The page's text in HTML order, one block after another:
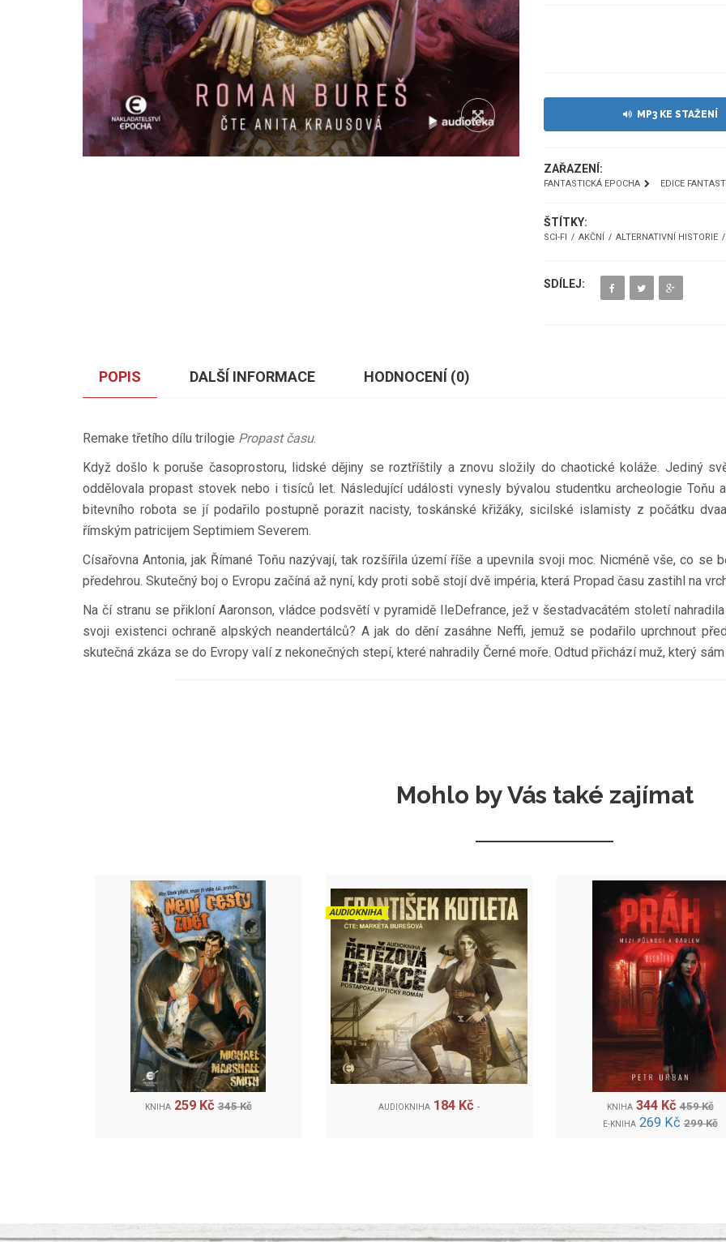
MP3 KE STAŽENÍ
ZAŘAZENÍ:
FANTASTICKÁ EPOCHA EDICE
ŠTÍTKY:
SCI-FI AKČNÍ ALTERNATIVNÍ HISTORIE
SDÍLEJ:
POPIS DALŠÍ INFORMACE HODNOCENÍ (0)
Remake třetího dílu trilogie Propast času.
Když došlo k poruše časoprostoru, lidské dějiny se roztříštily a znovu složily do chaotické koláže. Jediný
oddělovala propast stovek nebo i tisíců let. Následující události vynesly bývalou studentku archeologie Toňu
bitevního robota se jí podařilo postupně porazit nacisty, toskánské křižáky, sicilské islamisty z počátku
římským patricijem Septimiem Severem.
Císařovna Antonia, jak Římané Toňu nazývají, tak rozšířila území říše a upevnila svoji moc. Nicméně vše, co se
předehrou. Skutečný boj o Evropu začíná až nyní, kdy proti sobě stojí dvě impéria, která Propad času zastihl na
Na čí stranu se přikloní Aaronson, vládce podsvětí v pyramidě IleDefrance, jež v šestadvacátém století
svoji existenci ochraně alpských neandertálců? A jak do dění zasáhne Neffi, jemuž se podařilo uprchnout
skutečná zkáza se do Evropy valí z nekonečných stepí, které nahradily Černé moře. Odtud přichází muž, který
Mohlo by Vás také zajímat
KNIHA 259 Kč 345 Kč
AUDIOKNIHA
AUDIOKNIHA 184 Kč KNIHA 344 Kč 459 Kč
E-KNIHA 269 Kč 299 Kč